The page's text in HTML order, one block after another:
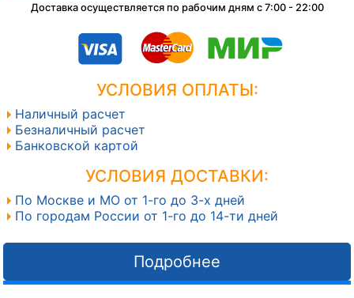
Доставка осуществляется по рабочим дням с 7:00 - 22:00
УСЛОВИЯ ОПЛАТЫ:
Наличный расчет
Безналичный расчет
Банковской картой
УСЛОВИЯ ДОСТАВКИ:
По Москве и МО от 1-го до 3-х дней
По городам России от 1-го до 14-ти дней
Подробнее